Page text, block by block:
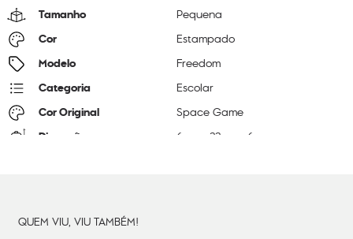
Tamanho Pequena
Cor Estampado
Modelo Freedom
Categoria Escolar
Cor Original Space Game
Dimensões 6 22 6
QUEM VIU, VIU TAMBÉM!